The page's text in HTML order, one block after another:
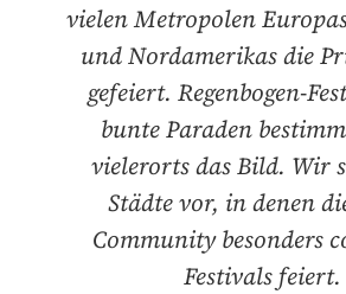
vielen Metropolen
und Nordamerikas die
gefeiert. Regenbogen-
bunte Paraden
vielerorts das Bild. Wir
Städte vor, in denen
Community besonders
Festivals feiert.